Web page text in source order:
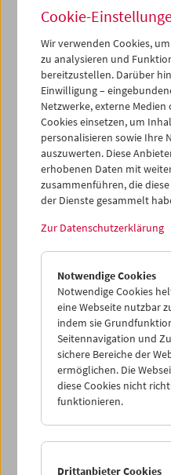
17
18 19 20
24
26
31
01 02 03
iCalender
Programmheft-PDF
English language or
< Vorherige Woche
Mo
Di
Mi
Do
Sa
Cookie-
Wir verwenden Cookies,
zu analysieren und
bereitzustellen. Darüber
Einwilligung –
Netzwerke, externe Medien
Cookies einsetzen, um
personalisieren sowie Ihre
auszuwerten. Diese
erhobenen Daten mit
zusammenführen, die
der Dienste gesammelt
Zur Datenschutzerklärung
Notwendige Cookies
Notwendige Cookies
eine Webseite nutzbar
indem sie
Seitennavigation und
sichere Bereiche der
ermöglichen. Die
diese Cookies nicht
funktionieren.
Drittanbieter Cookies